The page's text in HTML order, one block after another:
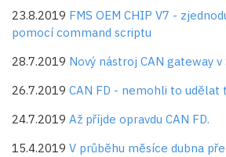
23.8.2019 FMS OEM CHIP V7 -
pomocí command scriptu
28.7.2019 Nový nástroj CAN gateway v
26.7.2019 CAN FD - nemohli to udělat
24.7.2019 Až příjde opravdu CAN FD.
15.4.2019 V průběhu měsíce dubna